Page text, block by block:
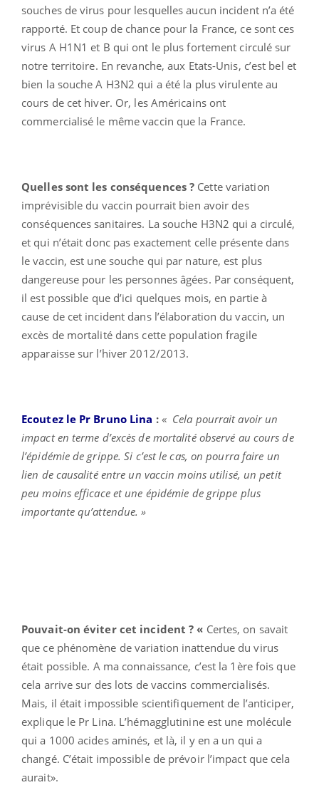
souches de virus pour lesquelles aucun incident n’a été
rapporté. Et coup de chance pour la France, ce sont ces
virus A H1N1 et B qui ont le plus fortement circulé sur
notre territoire. En revanche, aux Etats-Unis, c’est bel et
bien la souche A H3N2 qui a été la plus virulente au
cours de cet hiver. Or, les Américains ont
commercialisé le même vaccin que la France.
Quelles sont les conséquences ? Cette variation
imprévisible du vaccin pourrait bien avoir des
conséquences sanitaires. La souche H3N2 qui a circulé,
et qui n’était donc pas exactement celle présente dans
le vaccin, est une souche qui par nature, est plus
dangereuse pour les personnes âgées. Par conséquent,
il est possible que d’ici quelques mois, en partie à
cause de cet incident dans l’élaboration du vaccin, un
excès de mortalité dans cette population fragile
apparaisse sur l’hiver 2012/2013.
Ecoutez le Pr Bruno Lina :« Cela pourrait avoir un
impact en terme d’excès de mortalité observé au cours de
l’épidémie de grippe. Si c’est le cas, on pourra faire un
lien de causalité entre un vaccin moins utilisé, un petit
peu moins efficace et une épidémie de grippe plus
importante qu’attendue. »
Pouvait-on éviter cet incident ? « Certes, on savait
que ce phénomène de variation inattendue du virus
était possible. A ma connaissance, c’est la 1ère fois que
cela arrive sur des lots de vaccins commercialisés.
Mais, il était impossible scientifiquement de l’anticiper,
explique le Pr Lina. L’hémagglutinine est une molécule
qui a 1000 acides aminés, et là, il y en a un qui a
changé. C’était impossible de prévoir l’impact que cela
aurait».